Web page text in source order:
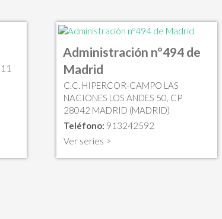
Administración nº494 de
Madrid
C.C. HIPERCOR-CAMPO LAS
NACIONES LOS ANDES 50, CP
28042 MADRID (MADRID)
Teléfono: 913242592
Ver series >